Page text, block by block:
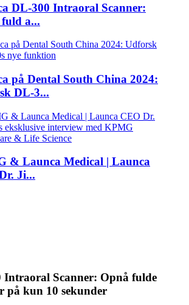
DL-300 Intraoral Scanner:
a...
på Dental South China 2024:
DL-3...
& Launca Medical | Launca
Ji...
Intraoral Scanner: Opnå fulde
på kun 10 sekunder